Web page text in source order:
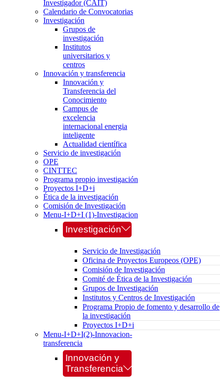
Investigador (CAIT)
Calendario de Convocatorias
Investigación
Grupos de
investigación
Institutos
universitarios y
centros
Innovación y transferencia
Innovación y
Transferencia del
Conocimiento
Campus de
excelencia
internacional energia
inteligente
Actualidad científica
Servicio de investigación
OPE
CINTTEC
Programa propio investigación
Proyectos I+D+i
Ética de la investigación
Comisión de Investigación
Menu-I+D+I (1)-Investigacion
Investigación
Servicio de Investigación
Oficina de Proyectos Europeos (OPE)
Comisión de Investigación
Comité de Ética de la Investigación
Grupos de Investigación
Institutos y Centros de Investigación
Programa Propio de fomento y desarrollo de
la investigación
Proyectos I+D+i
Menu-I+D+I(2)-Innovacion-
transferencia
Innovación y
Transferencia